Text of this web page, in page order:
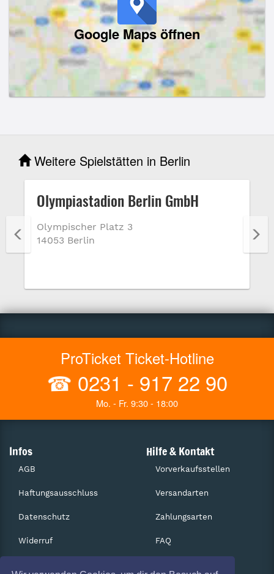
Google Maps öffnen
Weitere Spielstätten in Berlin
Olympiastadion Berlin GmbH
Olympischer Platz 3
14053 Berlin
ProTicket Ticket-Hotline
☎ 0231 - 917 22 90
Mo. - Fr. 9:30 - 18:00
Infos
AGB
Haftungsausschluss
Datenschutz
Widerruf
Hilfe & Kontakt
Vorverkaufsstellen
Versandarten
Zahlungsarten
FAQ
Services